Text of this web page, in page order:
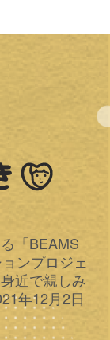
「BEAMS
ンプロジェ
近で親しみ
年12月2日